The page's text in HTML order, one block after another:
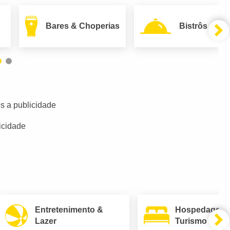
Bares & Choperias Bistrôs
a publicidade
Entretenimento &
Lazer
Hospedagem
Turismo